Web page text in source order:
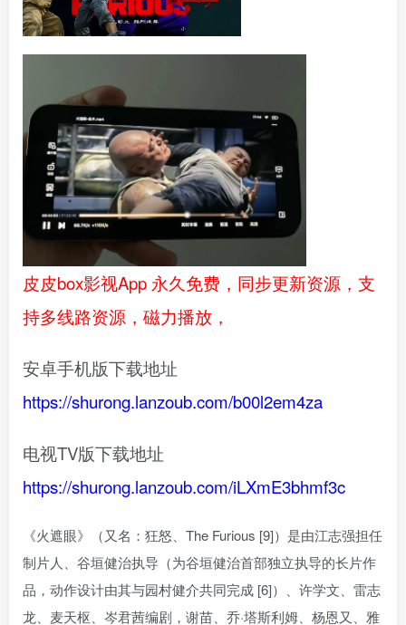
皮皮box影视App 永久免费，同步更新资源，支
持多线路资源，磁力播放，
安卓手机版下载地址
https://shurong.lanzoub.com/b00l2em4za
电视TV版下载地址
https://shurong.lanzoub.com/iLXmE3bhmf3c
《火遮眼》（又名：狂怒、The Furious [9]）是由江志强担任
制片人、谷垣健治执导（为谷垣健治首部独立执导的长片作
品，动作设计由其与园村健介共同完成 [6]）、许学文、雷志
龙、麦天枢、岑君茜编剧，谢苗、乔·塔斯利姆、杨恩又、雅